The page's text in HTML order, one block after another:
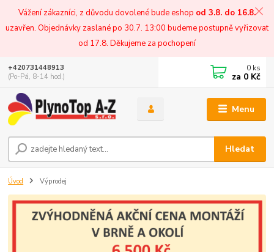
Vážení zákazníci, z důvodu dovolené bude eshop od 3.8. do 16.8.
uzavřen. Objednávky zaslané po 30.7. 13:00 budeme postupně vyřizovat
od 17.8. Děkujeme za pochopení
Menu
Hledat
+420731448913
(Po-Pá, 8-14 hod.)
0 ks
za 0 Kč
Úvod Výprodej